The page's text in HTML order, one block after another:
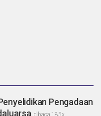
Pengadaan
dibaca 185x